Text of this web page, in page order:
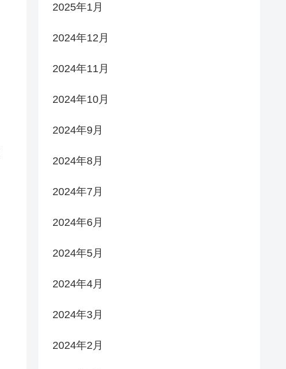
2025年1月
2024年12月
2024年11月
2024年10月
2024年9月
2024年8月
2024年7月
2024年6月
2024年5月
2024年4月
2024年3月
2024年2月